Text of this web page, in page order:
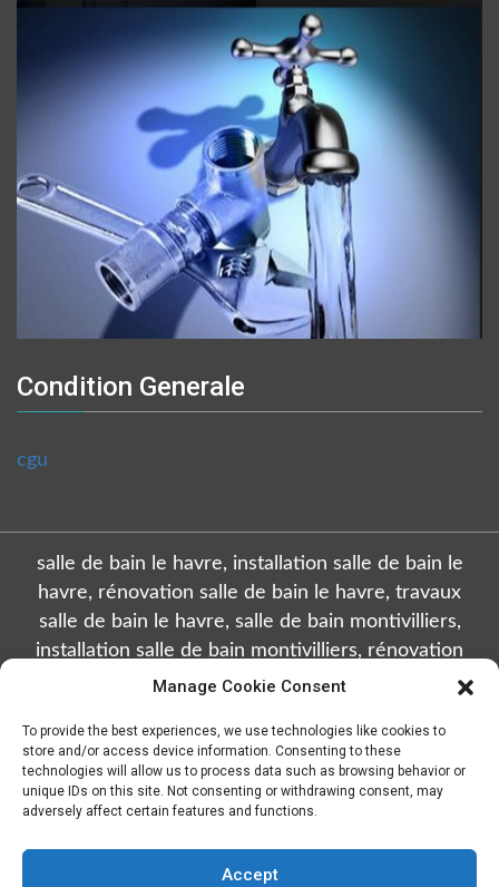
Manage Cookie Consent
To provide the best experiences, we use technologies like cookies to
store and/or access device information. Consenting to these
technologies will allow us to process data such as browsing behavior or
unique IDs on this site. Not consenting or withdrawing consent, may
adversely affect certain features and functions.
Accept
Condition Generale
cgu
salle de bain le havre, installation salle de bain le
havre, rénovation salle de bain le havre, travaux
salle de bain le havre, salle de bain montivilliers,
installation salle de bain montivilliers, rénovation
salle de bain montivilliers, travaux salle de bain
de bain octeville, rénovation salle de bain octeville,
travaux salle de bain octeville, salle de bain sainte
adresse, installation salle de bain sainte adresse,
rénovation salle de bain sainte adresse, travaux salle
de bain sainte adresse, salle de bain gonfreville
l'orcher, installation salle de bain gonfreville l'orcher,